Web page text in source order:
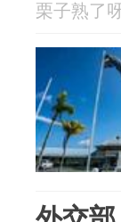
栗子熟了